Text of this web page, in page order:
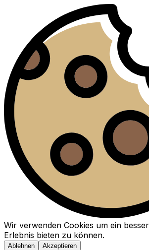
Wir verwenden Cookies um ein
Erlebnis bieten zu können.
Ablehnen Akzeptieren